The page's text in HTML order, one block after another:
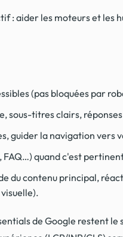
: aider les moteurs et les
(pas bloquées par
sous-titres clairs,
guider la navigation vers
quand c'est
du contenu principal,
de Google restent